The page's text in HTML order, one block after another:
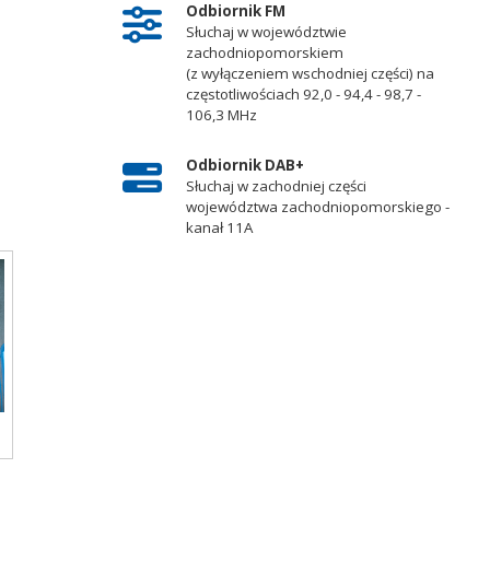
Odbiornik FM
Słuchaj w województwie
zachodniopomorskiem
(z wyłączeniem wschodniej części) na
częstotliwościach 92,0 - 94,4 - 98,7 -
106,3 MHz
Odbiornik DAB+
Słuchaj w zachodniej części
województwa zachodniopomorskiego -
kanał 11A